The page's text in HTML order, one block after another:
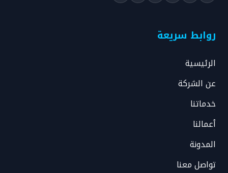
روابط سريعة
الرئيسية
عن الشركة
خدماتنا
أعمالنا
المدونة
تواصل معنا